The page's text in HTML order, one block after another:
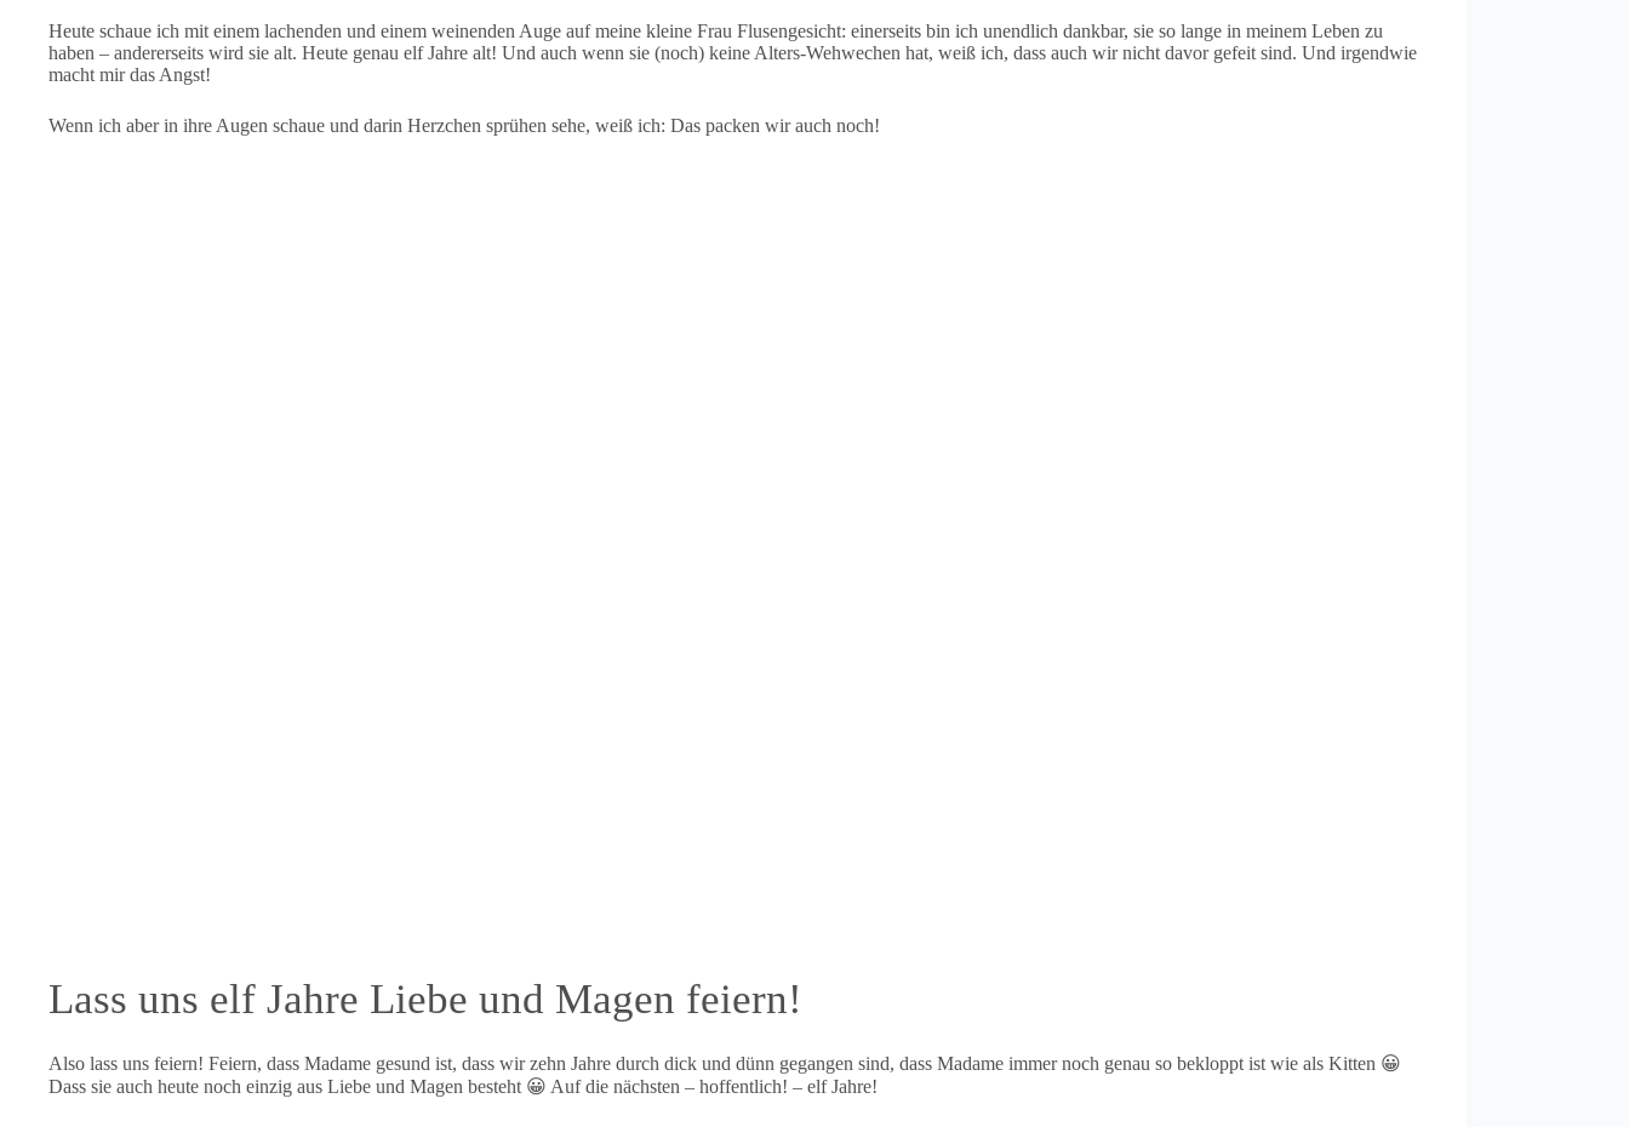
Heute schaue ich mit einem lachenden und einem weinenden Auge auf meine kleine Frau Flusengesicht: einerseits bin ich unendlich dankbar, sie so lange in meinem Leben zu
haben – andererseits wird sie alt. Heute genau elf Jahre alt! Und auch wenn sie (noch) keine Alters-Wehwechen hat, weiß ich, dass auch wir nicht davor gefeit sind. Und irgendwie
macht mir das Angst!
Wenn ich aber in ihre Augen schaue und darin Herzchen sprühen sehe, weiß ich: Das packen wir auch noch!
Lass uns elf Jahre Liebe und Magen feiern!
Also lass uns feiern! Feiern, dass Madame gesund ist, dass wir zehn Jahre durch dick und dünn gegangen sind, dass Madame immer noch genau so bekloppt ist wie als Kitten 😀
Dass sie auch heute noch einzig aus Liebe und Magen besteht 😀 Auf die nächsten – hoffentlich! – elf Jahre!